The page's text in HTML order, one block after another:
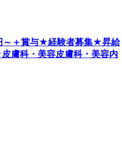
～＋賞与★経験者募集★昇給
膚科・美容皮膚科・美容内